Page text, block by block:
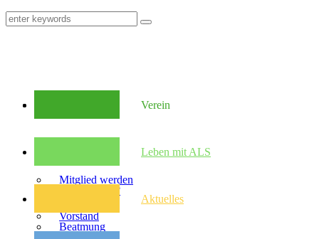
Verein
Mitglied werden
Vorstand
Leben mit ALS
Was ist ALS?
Beatmung
Aktuelles